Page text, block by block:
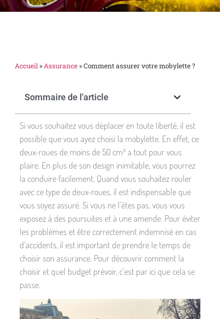
Accueil »Assurance »Comment assurer votre mobylette ?
Sommaire de l'article
Si vous souhaitez vous déplacer en toute liberté, il est
possible que vous ayez choisi la mobylette. En effet, ce
deux-roues de moins de 50 cm³ a tout pour vous
plaire. En plus de son design inimitable, vous pourrez
la conduire facilement. Quand vous souhaitez rouler
avec ce type de deux-roues, il est indispensable que
vous soyez assuré. Si vous ne l’êtes pas, vous vous
exposez à des poursuites et à une amende. Pour éviter
les problèmes et être correctement indemnisé en cas
d’accidents, il est important de prendre le temps de
choisir son assurance. Pour découvrir comment la
choisir et quel budget prévoir, c’est par ici que cela se
passe.